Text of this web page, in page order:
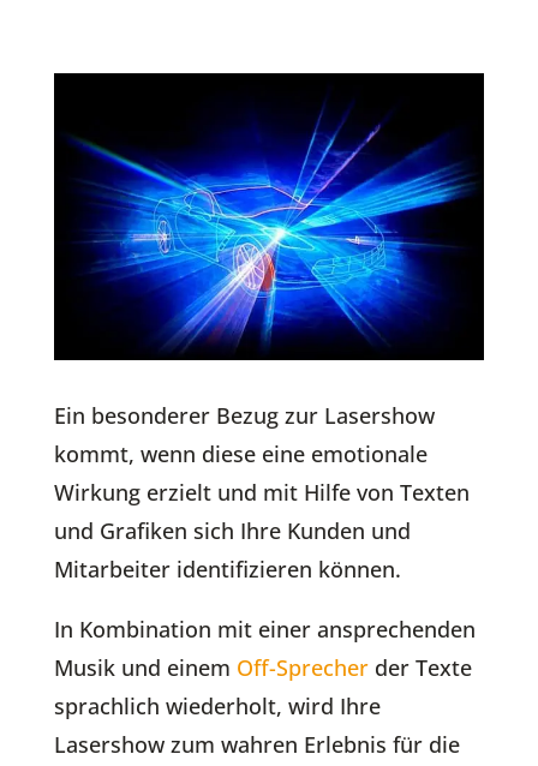
Ein besonderer Bezug zur Lasershow
kommt, wenn diese eine emotionale
Wirkung erzielt und mit Hilfe von Texten
und Grafiken sich Ihre Kunden und
Mitarbeiter identifizieren können.
In Kombination mit einer ansprechenden
Musik und einem Off-Sprecherder Texte
sprachlich wiederholt, wird Ihre
Lasershow zum wahren Erlebnis für die